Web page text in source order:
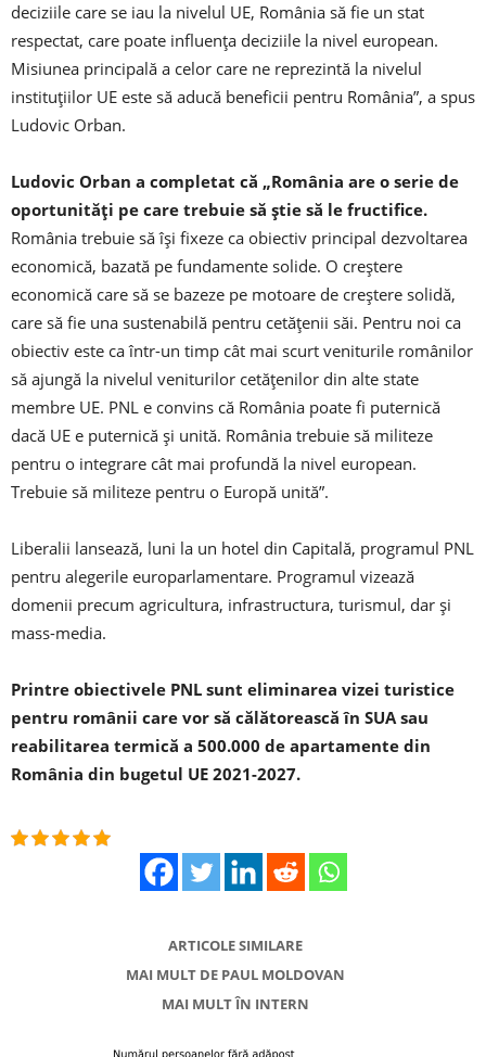
deciziile care se iau la nivelul UE, România să fie un stat
respectat, care poate influenţa deciziile la nivel european.
Misiunea principală a celor care ne reprezintă la nivelul
instituţiilor UE este să aducă beneficii pentru România”, a spus
Ludovic Orban.
Ludovic Orban a completat că „România are o serie de
oportunităţi pe care trebuie să ştie să le fructifice.
România trebuie să îşi fixeze ca obiectiv principal dezvoltarea
economică, bazată pe fundamente solide. O creştere
economică care să se bazeze pe motoare de creştere solidă,
care să fie una sustenabilă pentru cetăţenii săi. Pentru noi ca
obiectiv este ca într-un timp cât mai scurt veniturile românilor
să ajungă la nivelul veniturilor cetăţenilor din alte state
membre UE. PNL e convins că România poate fi puternică
dacă UE e puternică şi unită. România trebuie să militeze
pentru o integrare cât mai profundă la nivel european.
Trebuie să militeze pentru o Europă unită”.
Liberalii lansează, luni la un hotel din Capitală, programul PNL
pentru alegerile europarlamentare. Programul vizează
domenii precum agricultura, infrastructura, turismul, dar şi
mass-media.
Printre obiectivele PNL sunt eliminarea vizei turistice
pentru românii care vor să călătorească în SUA sau
reabilitarea termică a 500.000 de apartamente din
România din bugetul UE 2021-2027.
ARTICOLE SIMILARE
MAI MULT DE PAUL MOLDOVAN
MAI MULT ÎN INTERN